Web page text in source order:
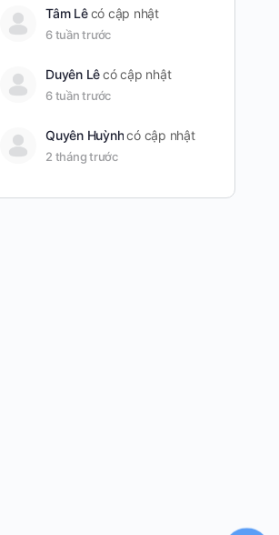
Tâm Lê có cập nhật
6 tuần trước
Duyên Lêcó cập nhật
6 tuần trước
Quyên Huỳnhcó cập nhật
2 tháng trước